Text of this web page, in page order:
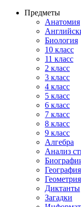
Предметы
Анатомия
Биология
10 класс
11 класс
2 класс
3 класс
4 класс
5 класс
6 класс
7 класс
8 класс
9 класс
Алгебра
Анализ
География
Геометрия
Диктанты
Загадки